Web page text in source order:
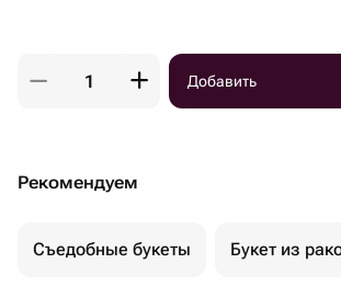
Добавить
Рекомендуем
Съедобные букеты Букет из